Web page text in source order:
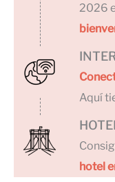
2026
Aquí
hotel